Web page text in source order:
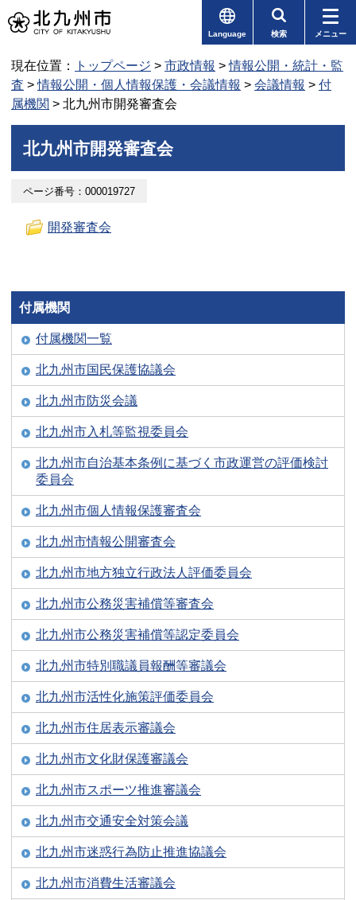
Language 検索 メニュー
現在位置： トップページ > 市政情報 >情報公開・統計・監
査 >情報公開・個人情報保護・会議情報 > 会議情報 > 付
属機関 > 北九州市開発審査会
北九州市開発審査会
ページ番号：000019727
開発審査会
付属機関
付属機関一覧
北九州市国民保護協議会
北九州市防災会議
北九州市入札等監視委員会
北九州市自治基本条例に基づく市政運営の評価検討
委員会
北九州市個人情報保護審査会
北九州市情報公開審査会
北九州市地方独立行政法人評価委員会
北九州市公務災害補償等審査会
北九州市公務災害補償等認定委員会
北九州市特別職議員報酬等審議会
北九州市活性化施策評価委員会
北九州市住居表示審議会
北九州市文化財保護審議会
北九州市スポーツ推進審議会
北九州市交通安全対策会議
北九州市迷惑行為防止推進協議会
北九州市消費生活審議会